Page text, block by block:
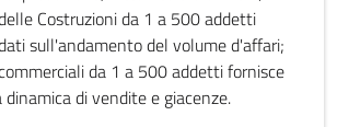
Costruzioni da 1 a 500 addetti
sull'andamento del volume d'affari;
da 1 a 500 addetti fornisce
di vendite e giacenze.